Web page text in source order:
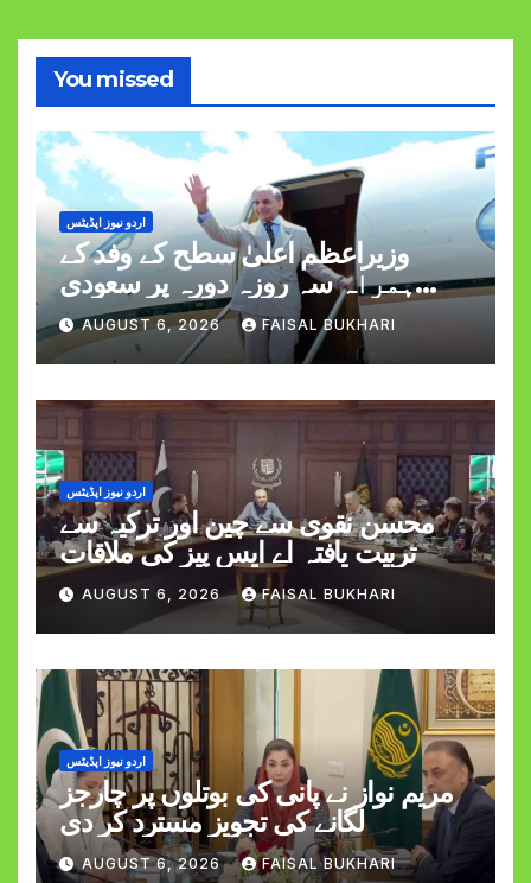
You missed
اردو نیوز اپڈیٹس
وزیراعظم اعلیٰ سطح کے وفد کے
ہمراہ سہ روزہ دورہ پر سعودی
عرب روانہ
AUGUST 6, 2026 FAISAL BUKHARI
اردو نیوز اپڈیٹس
محسن نقوی سے چین اور ترکیہ سے
تربیت یافتہ اے ایس پیز کی ملاقات
AUGUST 6, 2026 FAISAL BUKHARI
اردو نیوز اپڈیٹس
مریم نواز نے پانی کی بوتلوں پر چارجز
لگانے کی تجویز مسترد کر دی
AUGUST 6, 2026 FAISAL BUKHARI